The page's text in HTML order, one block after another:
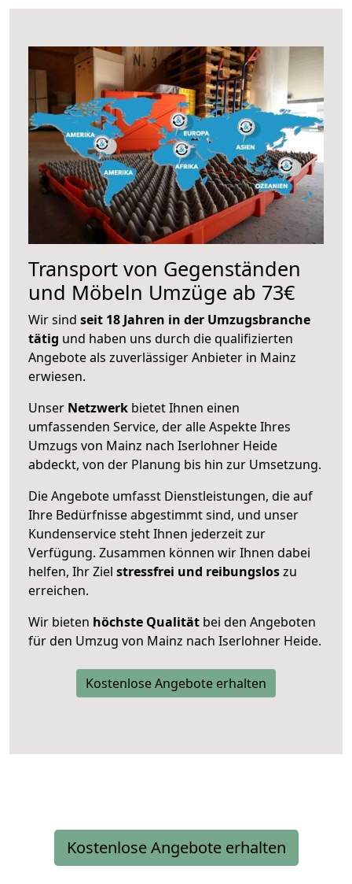
Transport von Gegenständen
und Möbeln Umzüge ab 73€
Wir sind seit 18 Jahren in der Umzugsbranche
tätig und haben uns durch die qualifizierten
Angebote als zuverlässiger Anbieter in Mainz
erwiesen.
Unser Netzwerk bietet Ihnen einen
umfassenden Service, der alle Aspekte Ihres
Umzugs von Mainz nach Iserlohner Heide
abdeckt, von der Planung bis hin zur Umsetzung.
Die Angebote umfasst Dienstleistungen, die auf
Ihre Bedürfnisse abgestimmt sind, und unser
Kundenservice steht Ihnen jederzeit zur
Verfügung. Zusammen können wir Ihnen dabei
helfen, Ihr Ziel stressfrei und reibungsloszu
erreichen.
Wir bieten höchste Qualität bei den Angeboten
für den Umzug von Mainz nach Iserlohner Heide.
Kostenlose Angebote erhalten
Kostenlose Angebote erhalten